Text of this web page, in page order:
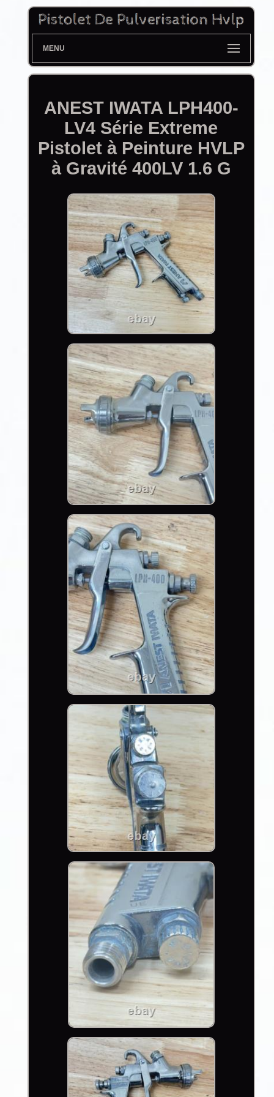
MENU
ANEST IWATA LPH400-
LV4 Série Extreme
Pistolet à Peinture HVLP
à Gravité 400LV 1.6 G